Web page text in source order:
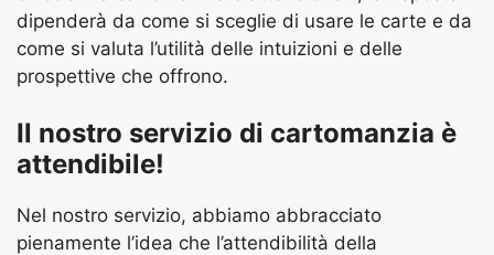
dipenderà da come si sceglie di usare le carte e da
come si valuta l’utilità delle intuizioni e delle
prospettive che offrono.
Il nostro servizio di cartomanzia è
attendibile!
Nel nostro servizio, abbiamo abbracciato
pienamente l’idea che l’attendibilità della